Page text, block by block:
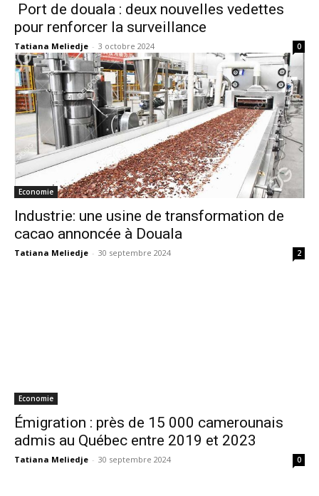
Port de douala : deux nouvelles vedettes
pour renforcer la surveillance
Tatiana Meliedje - 3 octobre 2024 0
Economie
Industrie: une usine de transformation de
cacao annoncée à Douala
Tatiana Meliedje - 30 septembre 2024 2
Economie
Émigration : près de 15 000 camerounais
admis au Québec entre 2019 et 2023
Tatiana Meliedje - 30 septembre 2024 0